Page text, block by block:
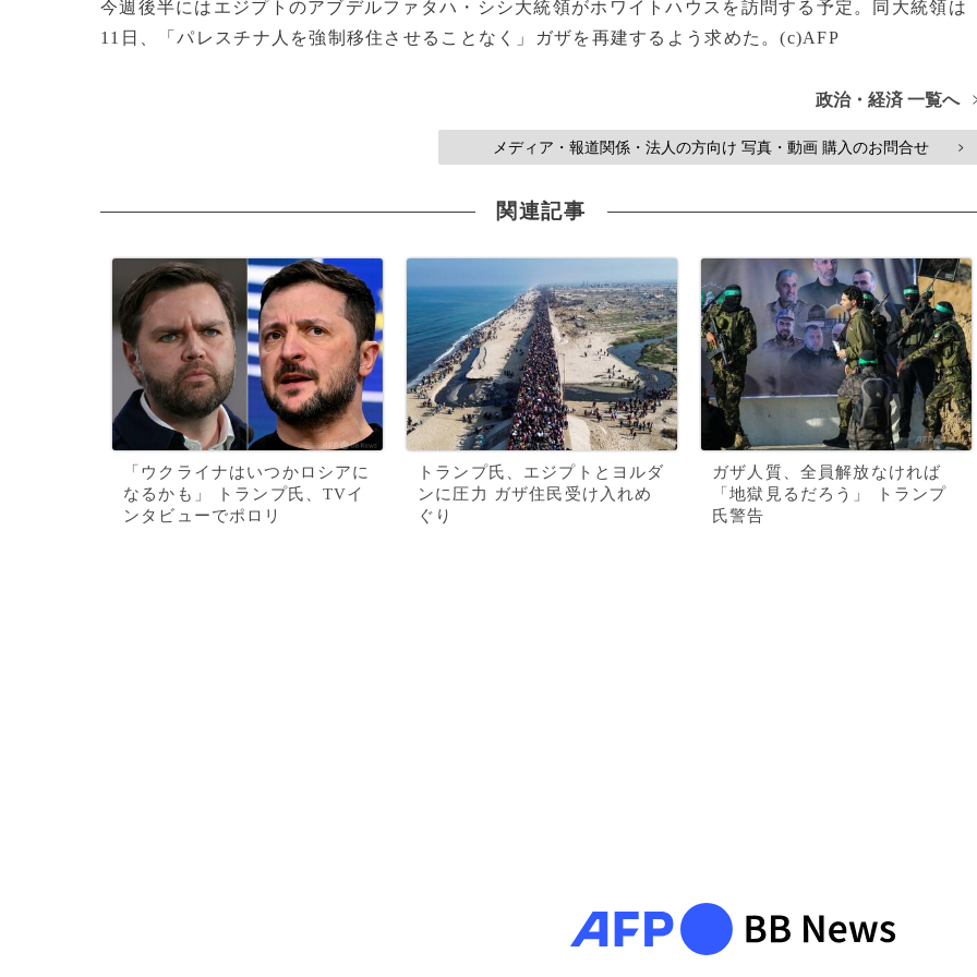
今週後半にはエジプトのアブデルファタハ・シシ大統領がホワイトハウスを訪問する予定。同大統領は
11日、「パレスチナ人を強制移住させることなく」ガザを再建するよう求めた。(c)AFP
政治・経済 一覧へ
メディア・報道関係・法人の方向け 写真・動画 購入のお問合せ >
関連記事
「ウクライナはいつかロシアに
なるかも」 トランプ氏、TVイ
ンタビューでポロリ
トランプ氏、エジプトとヨルダ
ンに圧力 ガザ住民受け入れめ
ぐり
ガザ人質、全員解放なければ
「地獄見るだろう」 トランプ
氏警告